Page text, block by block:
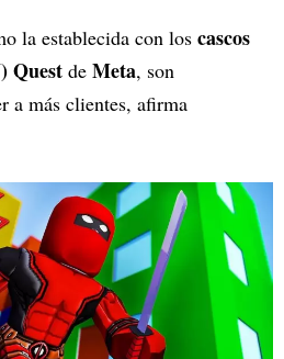
la establecida con los cascos
Quest de Meta, son
a más clientes, afirma